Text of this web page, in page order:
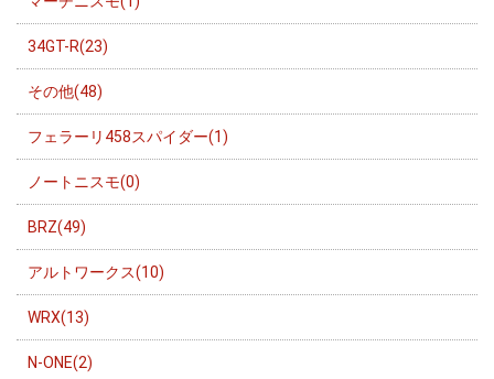
34GT-R(23)
その他(48)
フェラーリ458スパイダー(1)
ノートニスモ(0)
BRZ(49)
アルトワークス(10)
WRX(13)
N-ONE(2)